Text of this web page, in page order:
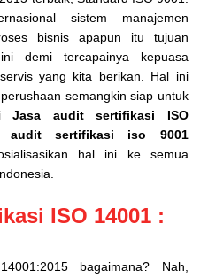
sistem manajemen
bisnis apapun itu tujuan
demi tercapainya kepuasa
yang kita berikan. Hal ini
semangkin siap untuk
Jasa audit sertifikasi ISO
audit sertifikasi iso 9001
hal ini ke semua
ISO 14001 :
bagaimana? Nah,